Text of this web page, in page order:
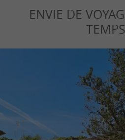
ENVIE DE